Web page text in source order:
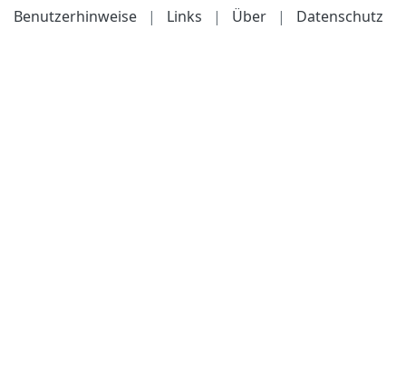
Benutzerhinweise
| Links | Über | Datenschutz